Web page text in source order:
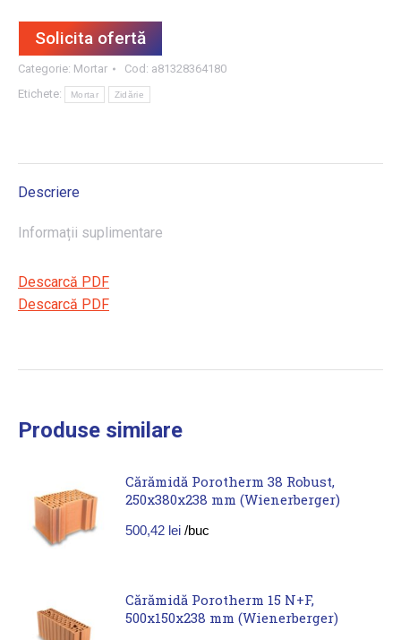
Solicita ofertă
Categorie: Mortar Cod: a81328364180
Etichete:
Mortar Zidărie
Descriere
Informații suplimentare
Descarcă PDF
Descarcă PDF
Produse similare
Cărămidă Porotherm 38 Robust,
250x380x238 mm (Wienerberger)
500,42 lei /buc
Cărămidă Porotherm 15 N+F,
500x150x238 mm (Wienerberger)